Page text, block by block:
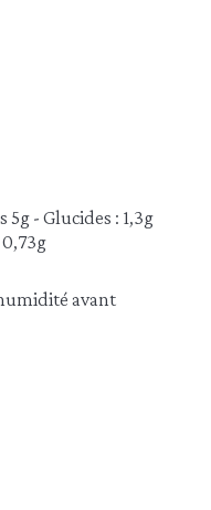
5g - Glucides : 1,3g
avant